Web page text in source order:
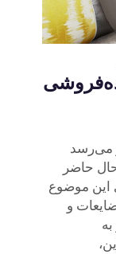
می‌رسد
حاضر
این موضوع
و